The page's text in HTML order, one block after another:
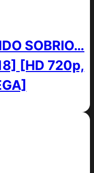
SOBRIO…
[HD 720p,